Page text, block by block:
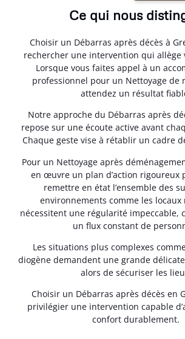
Ce qui nous
Choisir un Débarras après décès à
rechercher une intervention qui allège
Lorsque vous faites appel à un
professionnel pour un Nettoyage de
attendez un résultat
Notre approche du Débarras après
repose sur une écoute active avant
Chaque geste vise à rétablir un cadre
Pour un Nettoyage après
en œuvre un plan d’action rigoureux
remettre en état l’ensemble des
environnements comme les
nécessitent une régularité impeccable,
un flux constant de
Les situations plus complexes
diogène demandent une grande
alors de sécuriser les
Choisir un Débarras après décès en
privilégier une intervention capable
confort durablement.